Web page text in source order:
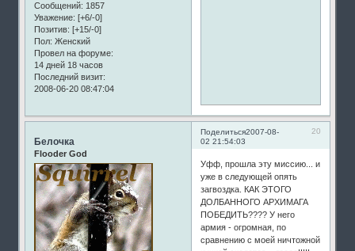
Сообщений: 1857
Уважение: [+6/-0]
Позитив: [+15/-0]
Пол: Женский
Провел на форуме:
14 дней 18 часов
Последний визит:
2008-06-20 08:47:04
Поделиться 20
2007-08-
02 21:54:03
Белочка
Flooder God
Уфф, прошла эту миссию... и
уже в следующей опять
загвоздка. КАК ЭТОГО
ДОЛБАННОГО АРХИМАГА
ПОБЕДИТЬ???? У него
армия - огромная, по
сравнению с моей ничтожной